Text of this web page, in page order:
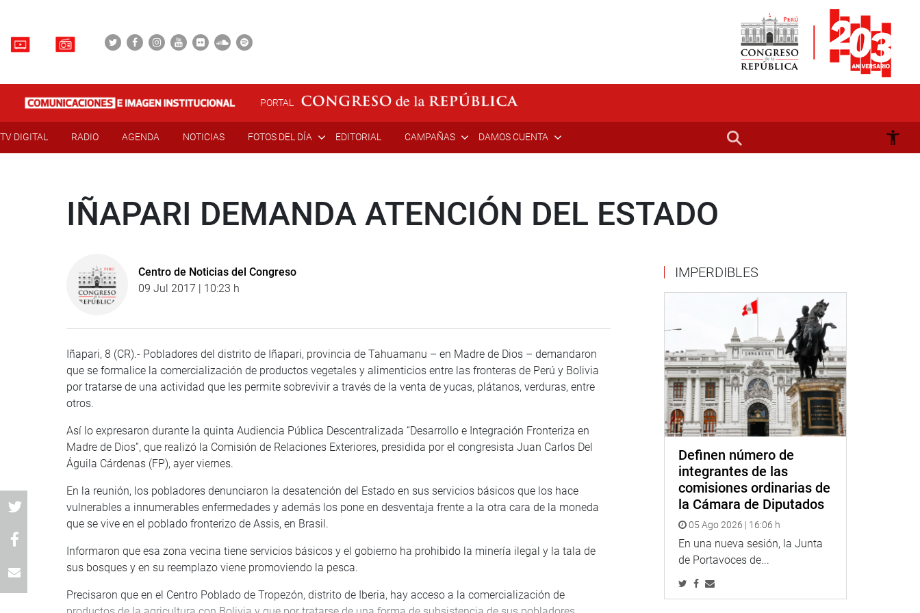
PORTAL
TV DIGITAL RADIO AGENDA NOTICIAS FOTOS DEL DÍA EDITORIAL CAMPAÑAS DAMOS CUENTA
IÑAPARI DEMANDA ATENCIÓN DEL ESTADO
Centro de Noticias del Congreso
09 Jul 2017 | 10:23 h
Iñapari, 8 (CR).- Pobladores del distrito de Iñapari, provincia de Tahuamanu – en Madre de Dios – demandaron
que se formalice la comercialización de productos vegetales y alimenticios entre las fronteras de Perú y Bolivia
por tratarse de una actividad que les permite sobrevivir a través de la venta de yucas, plátanos, verduras, entre
otros.
Así lo expresaron durante la quinta Audiencia Pública Descentralizada “Desarrollo e Integración Fronteriza en
Madre de Dios”, que realizó la Comisión de Relaciones Exteriores, presidida por el congresista Juan Carlos Del
Águila Cárdenas (FP), ayer viernes.
En la reunión, los pobladores denunciaron la desatención del Estado en sus servicios básicos que los hace
vulnerables a innumerables enfermedades y además los pone en desventaja frente a la otra cara de la moneda
que se vive en el poblado fronterizo de Assis, en Brasil.
Informaron que esa zona vecina tiene servicios básicos y el gobierno ha prohibido la minería ilegal y la tala de
sus bosques y en su reemplazo viene promoviendo la pesca.
Precisaron que en el Centro Poblado de Tropezón, distrito de Iberia, hay acceso a la comercialización de
IMPERDIBLES
Definen número de
integrantes de las
comisiones ordinarias de
la Cámara de Diputados
05 Ago 2026 | 16:06 h
En una nueva sesión, la Junta
de Portavoces de...